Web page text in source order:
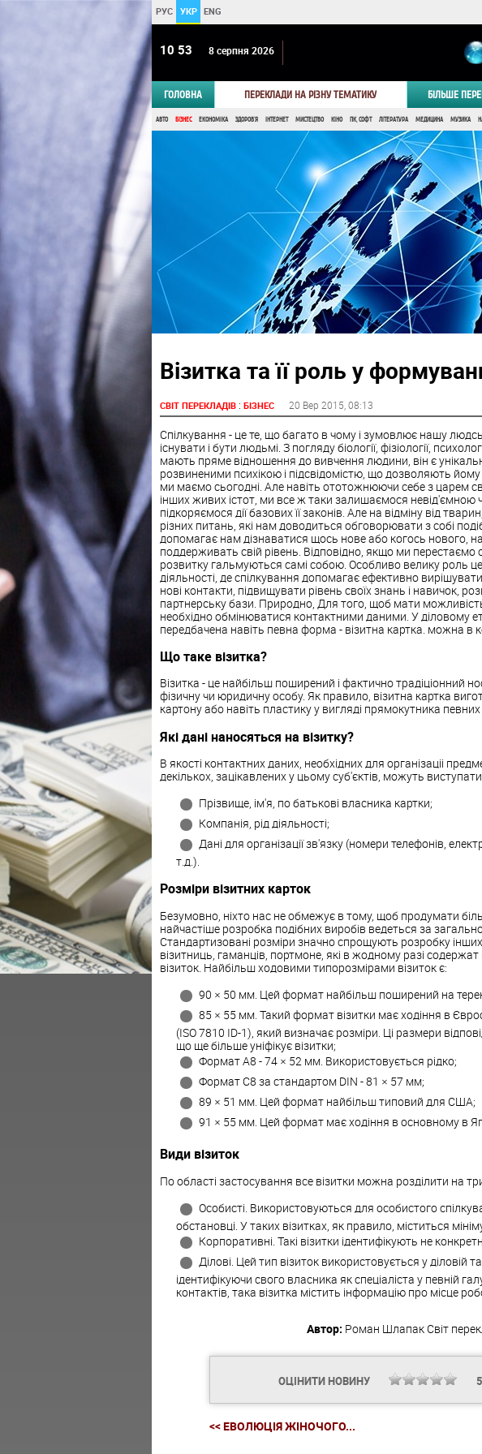
РУС УКР ENG
10:53 8 серпня 2026
ГОЛОВНА ПЕРЕКЛАДИ НА РІЗНУ ТЕМАТИКУ БІЛЬШЕ
АВТО БІЗНЕС ЕКОНОМІКА ЗДОРОВ'Я ІНТЕРНЕТ МИСТЕЦТВО КІНО ПК, СОФТ ЛІТЕРАТУРА МЕДИЦИНА МУЗИКА
Візитка та її роль у
СВІТ ПЕРЕКЛАДІВ: БІЗНЕС 20 Вер 2015 , 08:13
Спілкування - це те, що багато в чому і зумовлює нашу
існувати і бути людьмі. З погляду біології, фізіології,
мають пряме відношення до вивчення людини, він є
розвиненими психікою і підсвідомістю, що дозволяють йому
ми маємо сьогодні. Але навіть ототожнюючи себе з царем
інших живих істот, ми все ж таки залишаємося невід'ємною
підкоряємося дії базових її законів. Але на відміну від
різних питань, які нам доводиться обговорювати з собі
допомагає нам дізнаватися щось нове або когось нового,
поддерживать свій рівень. Відповідно, якщо ми перестаємо
розвитку гальмуються самі собою. Особливо велику роль це
діяльності, де спілкування допомагає ефективно
нові контакти, підвищувати рівень своїх знань і навичок,
партнерську бази. Природно, Для того, щоб мати
необхідно обмінюватися контактними даними. У діловому
передбачена навіть певна форма - візитна картка. можна в
Що таке візитка?
Візитка - це найбільш поширений і фактично традіціонний
фізичну чи юридичну особу. Як правило, візитна картка
картону або навіть пластику у вигляді прямокутника певних
Які дані наносяться на візитку?
В якості контактних даних, необхідних для організаціі
декількох, зацікавлених у цьому суб'єктів, можуть
Прізвище, ім'я, по батькові власника картки;
Компанія, рід діяльності;
Дані для організації зв'язку (номери телефонів,
т.д.).
Розміри візитних карток
Безумовно, ніхто нас не обмежує в тому, щоб продумати
найчастіше розробка подібних виробів ведеться за
Стандартизовані розміри значно спрощують розробку інших
візитниць, гаманців, портмоне, які в жодному разі содержат
візиток. Найбільш ходовими типорозмірами візиток є:
90 × 50 мм. Цей формат найбільш поширений на
85 × 55 мм. Такий формат візитки має ходіння в
(ISO 7810 ID-1), який визначає розміри. Ці размери
що ще більше уніфікує візитки;
Формат А8 - 74 × 52 мм. Використовується рідко;
Формат С8 за стандартом DIN - 81 × 57 мм;
89 × 51 мм. Цей формат найбільш типовий для США;
91 × 55 мм. Цей формат має ходіння в основному в
Види візиток
По області застосування все візитки можна розділити на
Особисті. Використовуються для особистого
обстановці. У таких візитках, як правило, міститься
Корпоративні. Такі візитки ідентифікують не
Ділові. Цей тип візиток використовується у діловій
ідентифікуючи свого власника як спеціаліста у певній
контактів, така візитка містить інформацію про місце
Автор: Роман ШлапакСвіт
ОЦІНИТИ НОВИНУ 5
<< ЕВОЛЮЦІЯ ЖІНОЧОГО...